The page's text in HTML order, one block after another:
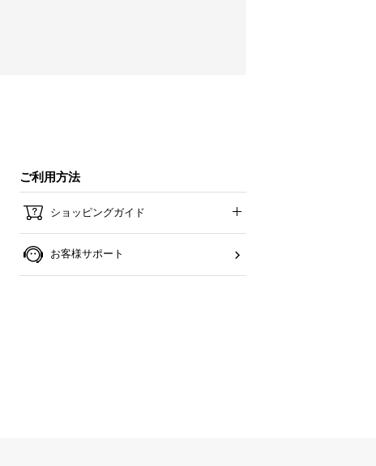
ご利用方法
ショッピングガイド
お客様サポート